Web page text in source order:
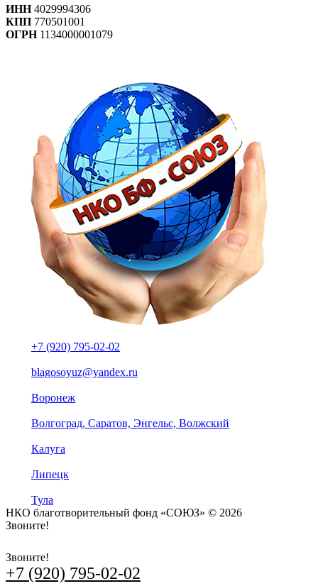
ИНН4029994306
КПП 770501001
ОГРН1134000001079
+7 (920) 795-02-02
blagosoyuz@yandex.ru
Воронеж
Волгоград, Саратов, Энгельс, Волжский
Калуга
Липецк
Тула
НКО благотворительный фонд «СОЮЗ» © 2026
Звоните!
Звоните!
+7 (920) 795-02-02